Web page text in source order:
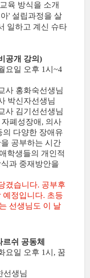
육 방식을 소개
' 설립과정을 살
일하고 계신 슈타
공개 강의)
요일 오후 1시~4
사 홍화숙선생님
박신자선생님
사 김기선선생님
폐성장애, 의사
의 다양한 장애유
공부하는 시간
학생들의 개인적
과 중재방안을
겼습니다. 공부후
예정입니다. 초등
선생님도 이 날
쉬 공동체
요일 오후 1시, 꿈
선생님